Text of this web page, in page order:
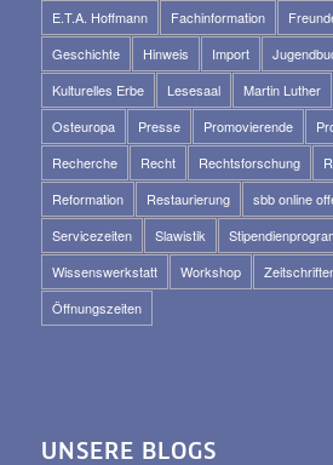
E.T.A. Hoffmann
Fachinformation
Geschichte
Hinweis Import
Kulturelles Erbe
Lesesaal Martin Luther
Osteuropa
Presse Promovierende
Recherche
Recht Rechtsforschung
Reformation
Restaurierung sbb online
Servicezeiten
Slawistik
Wissenswerkstatt
Workshop
Öffnungszeiten
UNSERE BLOGS